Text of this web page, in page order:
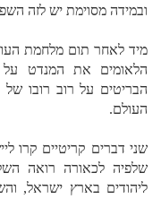
ובמידה מסוימת יש לזה
מיד לאחר תום מלחמת
הלאומים את המנדט
הבריטים על רוב רובו של
העולם.
שני דברים קריטיים קרו
שלפיה לכאורה רואה
ליהודים בארץ ישראל,